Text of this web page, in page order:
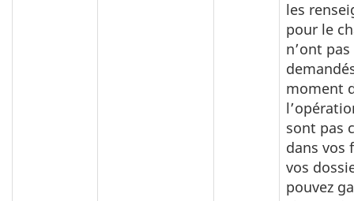
les
pour le
n’ont
moment
sont pas
dans vos
vos
pouvez